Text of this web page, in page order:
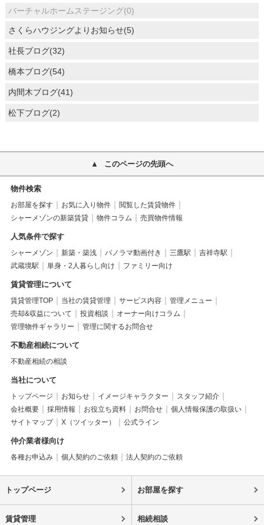
バーチャルホームステージング(0)
さくらハウジングよりお知らせ(5)
社長ブログ(32)
橋本ブログ(54)
内間木ブログ(41)
松下ブログ(2)
このページの先頭へ
物件検索
お部屋を探す お気に入り物件
閲覧した賃貸物件
シャーメゾンの新築賃貸
物件コラム 売買物件情報
人気条件で探す
シャーメゾン 新築・築浅 パノラマ動画付き 三鷹駅
吉祥寺駅
武蔵境駅
単身・2人暮らし向け ファミリー向け
賃貸管理について
賃貸管理TOP 当社の賃貸管理 サービス内容
管理メニュー
売却&収益について
投資相談
オーナー向けコラム
管理物件ギャラリー
管理に関するお問合せ
不動産相続について
不動産相続の相談
当社について
トップページ お知らせ イメージキャラクター
スタッフ紹介
会社概要
採用情報 お役立ち資料 お問合せ
個人情報保護の取扱い
サイトマップ
X（ツイッター） 公式ライン
仲介業者様向け
各種お申込み 個人契約のご依頼 法人契約のご依頼
トップページ お部屋を探す
賃貸管理 相続相談